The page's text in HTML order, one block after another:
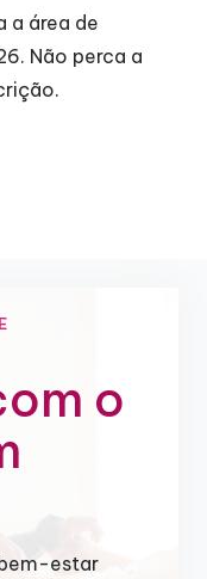
a área de
Não perca a
o
estar